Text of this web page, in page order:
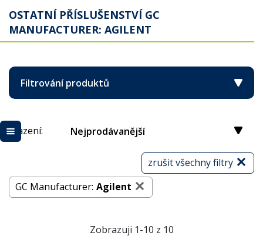
OSTATNÍ PŘÍSLUŠENSTVÍ GC
MANUFACTURER: AGILENT
Filtrování produktů
Řazení: Nejprodávanější
zrušit všechny filtry
GC Manufacturer: Agilent
Zobrazuji 1-10 z 10